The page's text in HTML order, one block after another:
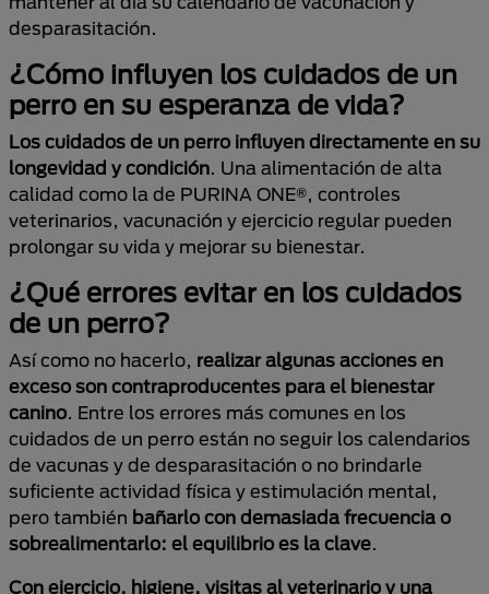
desparasitación.
¿Cómo influyen los cuidados de un
perro en su esperanza de vida?
Los cuidados de un perro influyen directamente en su
longevidad y condición . Una alimentación de alta
calidad como la de PURINA ONE®, controles
veterinarios, vacunación y ejercicio regular pueden
prolongar su vida y mejorar su bienestar.
¿Qué errores evitar en los cuidados
de un perro?
Así como no hacerlo, realizar algunas acciones en
exceso son contraproducentes para el bienestar
canino . Entre los errores más comunes en los
cuidados de un perro están no seguir los calendarios
de vacunas y de desparasitación o no brindarle
suficiente actividad física y estimulación mental,
pero también bañarlo con demasiada frecuencia o
sobrealimentarlo: el equilibrio es la clave
Con ejercicio, higiene, visitas al veterinario y una